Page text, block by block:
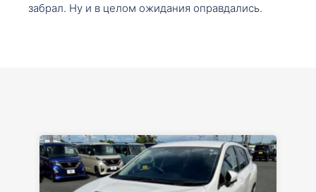
забрал. Ну и в целом ожидания оправдались.